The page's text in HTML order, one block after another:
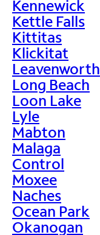
Kennewick
Kettle Falls
Kittitas
Klickitat
Leavenworth
Long Beach
Loon Lake
Lyle
Mabton
Malaga
Control
Moxee
Naches
Ocean Park
Okanogan